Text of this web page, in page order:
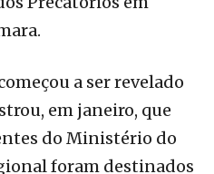
a ser revelado
em janeiro, que
do Ministério do
foram destinados